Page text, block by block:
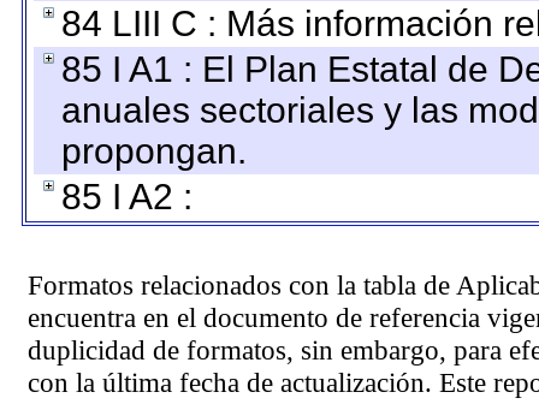
84 LIII C : Más información
85 I A1 : El Plan Estatal de
anuales sectoriales y las
propongan.
85 I A2 :
Formatos relacionados con la tabla de
encuentra en el documento de referencia
duplicidad de formatos, sin embargo, para
con la última fecha de actualización. Este